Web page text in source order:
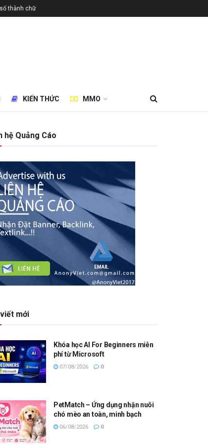
thành chữ
KIẾN THỨC MMO
hệ Quảng Cáo
mới
Khóa học AI For Beginners miễn
phí từ Microsoft
07/08/2026 0
PetMatch – Ứng dụng nhận nuôi
chó mèo an toàn, minh bạch
06/08/2026 0